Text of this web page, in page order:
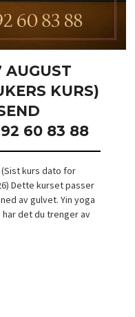
AUGUST
KURS)
60 83 88
(Sist kurs dato for
Dette kurset passer
av gulvet. Yin yoga
det du trenger av